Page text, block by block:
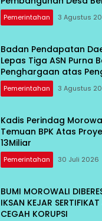
Kebersamaan
Pemerintahan 3 Agustus
Badan Pendapatan
Lepas Tiga ASN Purna
Penghargaan atas
Pemerintahan 3 Agustus
Kadis Perindag
Temuan BPK Atas
13Miliar
Pemerintahan 30 Juli 2026
BUMI MOROWALI
IKSAN KEJAR
CEGAH KORUPSI